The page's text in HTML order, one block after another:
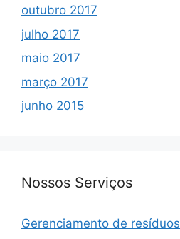
outubro 2017
julho 2017
maio 2017
março 2017
junho 2015
Nossos Serviços
Gerenciamento de resíduos